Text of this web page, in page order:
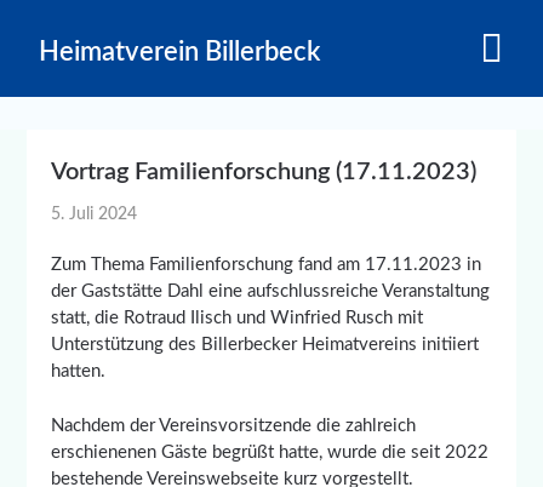
Heimatverein Billerbeck
Vortrag Familienforschung (17.11.2023)
5. Juli 2024
Zum Thema Familienforschung fand am 17.11.2023 in
der Gaststätte Dahl eine aufschlussreiche Veranstaltung
statt, die Rotraud Ilisch und Winfried Rusch mit
Unterstützung des Billerbecker Heimatvereins initiiert
hatten.
Nachdem der Vereinsvorsitzende die zahlreich
erschienenen Gäste begrüßt hatte, wurde die seit 2022
bestehende Vereinswebseite kurz vorgestellt.